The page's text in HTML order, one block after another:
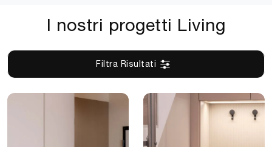
I nostri progetti Living
Filtra Risultati